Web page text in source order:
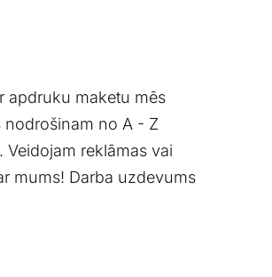
apdruku maketu mēs
nodrošinam no A - Z
Veidojam reklāmas vai
mums! Darba uzdevums